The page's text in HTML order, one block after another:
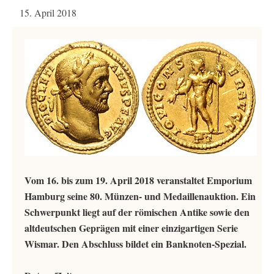
15. April 2018
Vom 16. bis zum 19. April 2018 veranstaltet Emporium
Hamburg seine 80. Münzen- und Medaillenauktion. Ein
Schwerpunkt liegt auf der römischen Antike sowie den
altdeutschen Geprägen mit einer einzigartigen Serie
Wismar. Den Abschluss bildet ein Banknoten-Spezial.